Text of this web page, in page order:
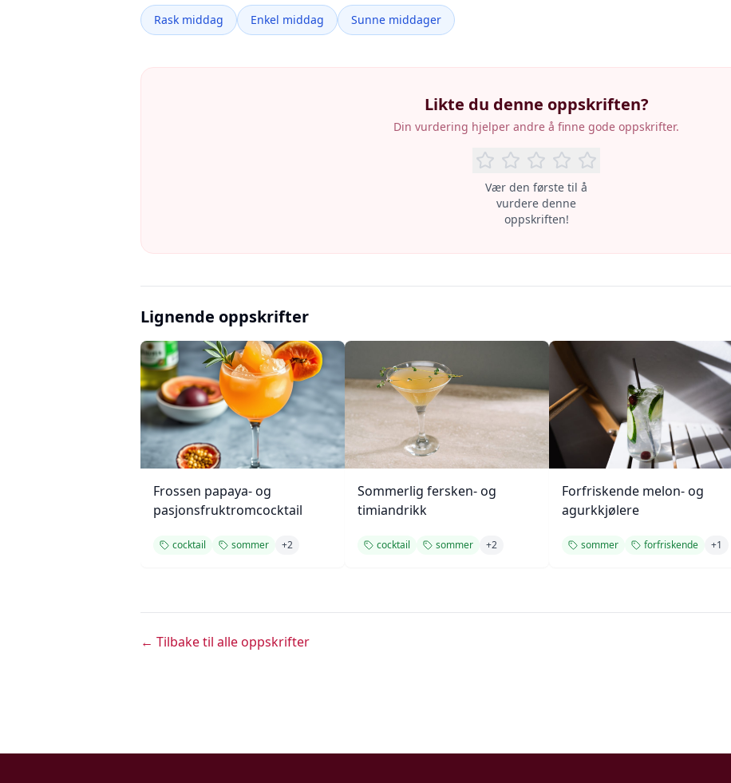
Rask middag Enkel middag Sunne middager
Likte du denne oppskriften?
Din vurdering hjelper andre å finne gode oppskrifter.
Vær den første til å
vurdere denne
oppskriften!
Lignende oppskrifter
Frossen papaya- og
pasjonsfruktromcocktail
cocktail sommer +2
Sommerlig fersken- og
timiandrikk
cocktail sommer +2
Forfriskende melon- og
agurkkjølere
sommer forfriskende +1
← Tilbake til alle oppskrifter